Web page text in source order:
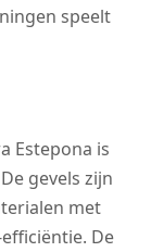
speelt
Estepona is
gevels zijn
met
De